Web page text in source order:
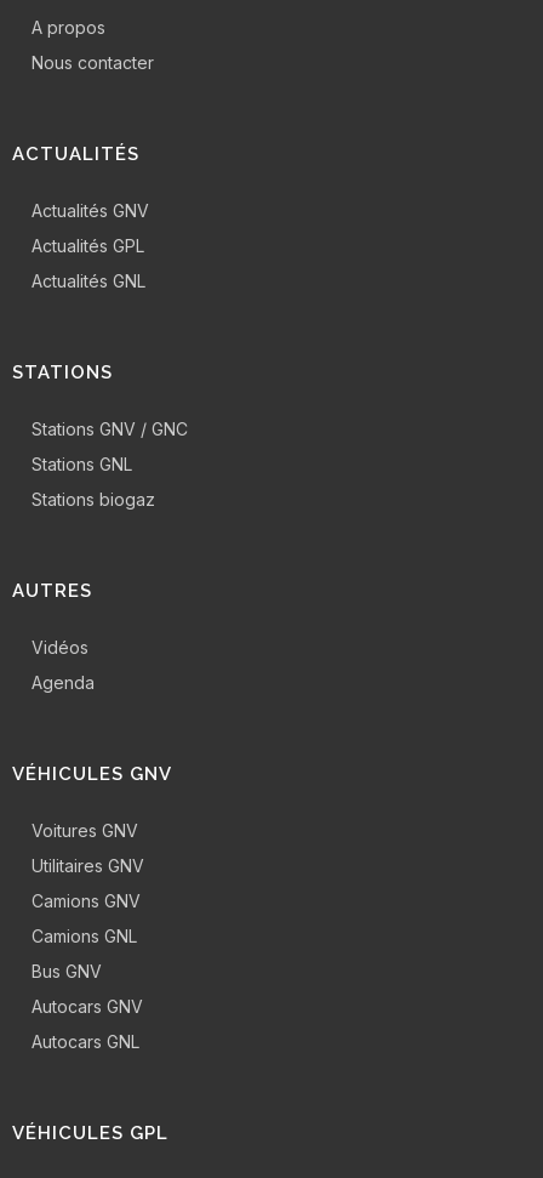
A propos
Nous contacter
ACTUALITÉS
Actualités GNV
Actualités GPL
Actualités GNL
STATIONS
Stations GNV / GNC
Stations GNL
Stations biogaz
AUTRES
Vidéos
Agenda
VÉHICULES GNV
Voitures GNV
Utilitaires GNV
Camions GNV
Camions GNL
Bus GNV
Autocars GNV
Autocars GNL
VÉHICULES GPL